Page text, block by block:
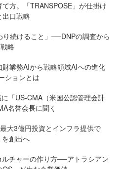
方。「TRANSPOSE」が仕掛け
出口戦略
り続けること」──DNPの調査から
略
業務AIから戦略領域AIへの進化
ションとは
「US-CMA（米国公認管理会計
名誉会長に聞く
大3億円投資とインフラ提供で
を創出へ
チャーの作り方──アトラシアン